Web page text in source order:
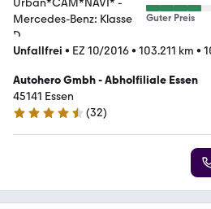
Guter Preis
Unfallfrei • EZ 10/2016• 103.211 km •
Autohero Gmbh - Abholfiliale Essen
45141 Essen
4.7 Sterne
(32)